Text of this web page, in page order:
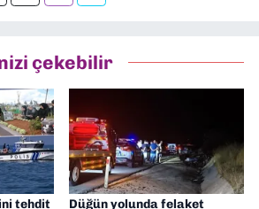
çekebilir
tehdit Düğün yolunda felaket